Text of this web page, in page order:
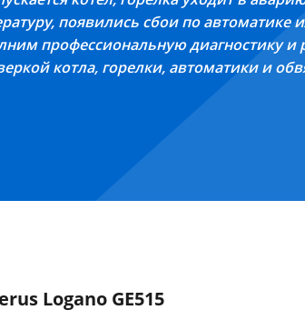
появились сбои по
профессиональную диагностику и
котла, горелки, автоматики и
Logano GE515